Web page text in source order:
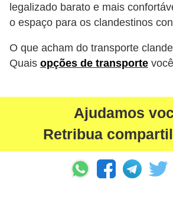
legalizado barato e mais
o espaço para os clandestinos
O que acham do transporte
Quais opções de transporte
Ajudamos
Retribua